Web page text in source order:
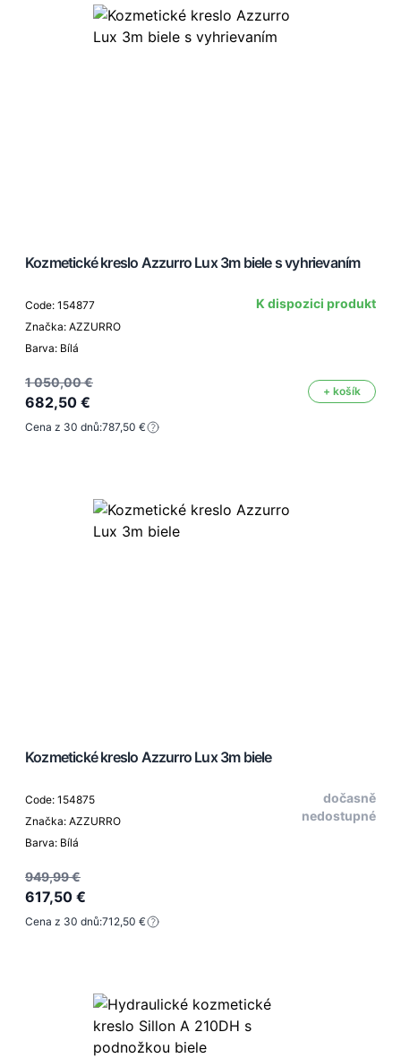
Kozmetické kreslo Azzurro Lux 3m biele s vyhrievaním
Code: 154877
Značka: AZZURRO
Barva: Bílá
K dispozici produkt
1 050,00 €
682,50 €
+ košík
Cena z 30 dnů:787,50 €
Kozmetické kreslo Azzurro Lux 3m biele
Code: 154875
Značka: AZZURRO
Barva: Bílá
dočasně
nedostupné
949,99 €
617,50 €
Cena z 30 dnů:712,50 €